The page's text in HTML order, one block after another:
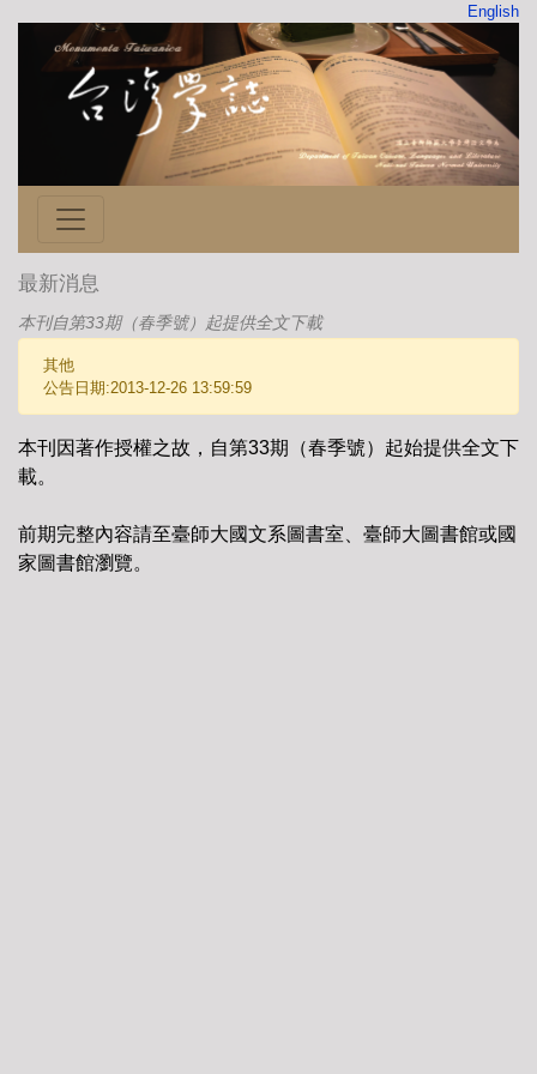
English
最新消息
本刊自第33期（春季號）起提供全文下載
其他
公告日期:2013-12-26 13:59:59
本刊因著作授權之故，自第33期（春季號）起始提供全文下
載。
前期完整內容請至臺師大國文系圖書室、臺師大圖書館或國
家圖書館瀏覽。